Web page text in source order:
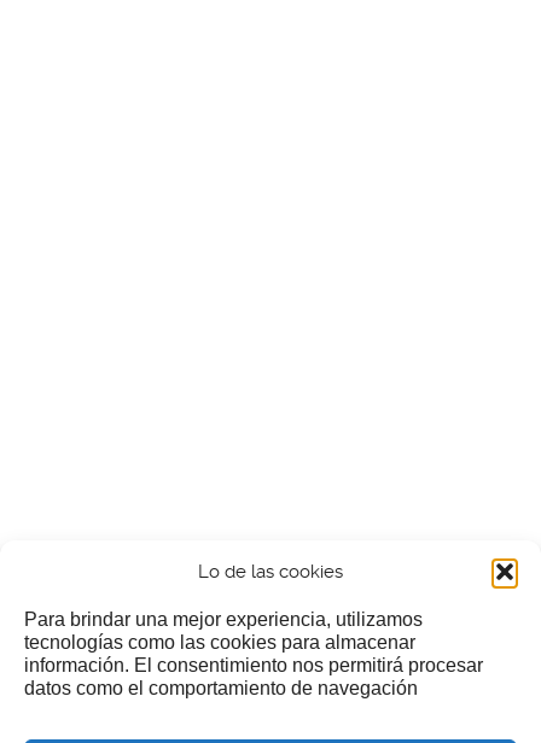
Lo de las cookies
Para brindar una mejor experiencia, utilizamos
tecnologías como las cookies para almacenar
información. El consentimiento nos permitirá procesar
datos como el comportamiento de navegación
¿Nos invitas a un cafecillo?